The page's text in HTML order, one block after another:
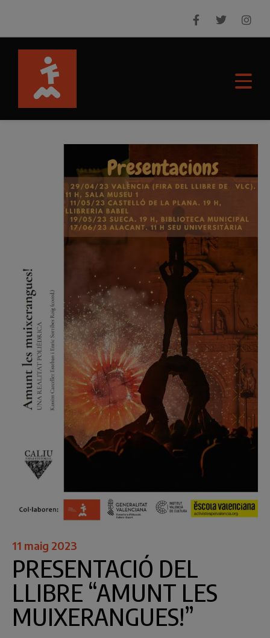
11 maig 2023
PRESENTACIÓ DEL
LLIBRE “AMUNT LES
MUIXERANGUES!”